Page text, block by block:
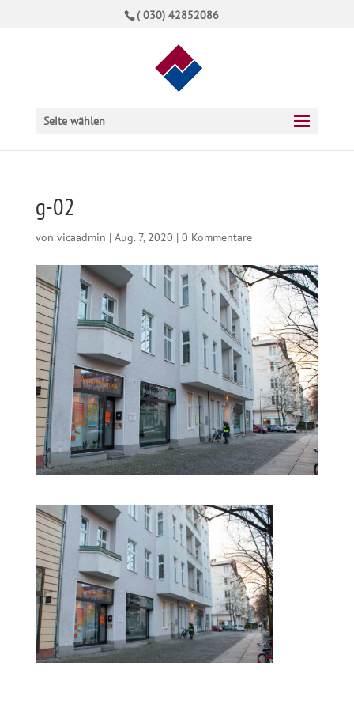
( 030) 42852086
Seite wählen
g-02
von vicaadmin | Aug. 7, 2020 | 0 Kommentare